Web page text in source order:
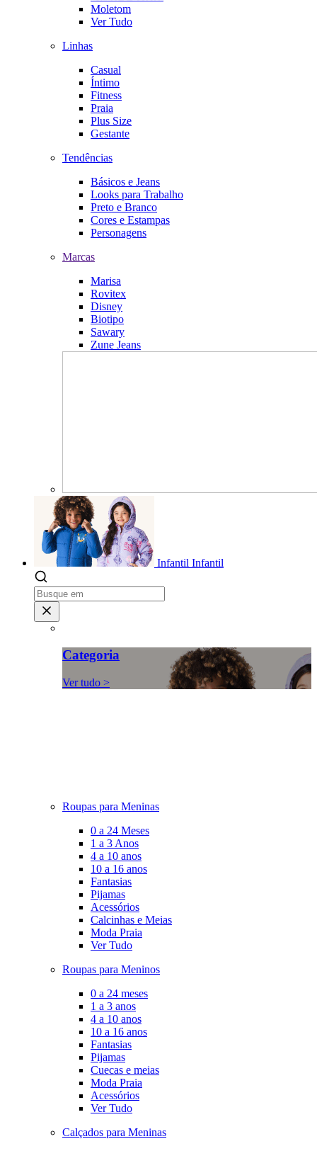
Moletom
Ver Tudo
Linhas
Casual
Íntimo
Fitness
Praia
Plus Size
Gestante
Tendências
Básicos e Jeans
Looks para Trabalho
Preto e Branco
Cores e Estampas
Personagens
Marcas
Marisa
Rovitex
Disney
Biotipo
Sawary
Zune Jeans
Infantil Infantil
Categoria
Ver tudo >
Roupas para Meninas
0 a 24 Meses
1 a 3 Anos
4 a 10 anos
10 a 16 anos
Fantasias
Pijamas
Acessórios
Calcinhas e Meias
Moda Praia
Ver Tudo
Roupas para Meninos
0 a 24 meses
1 a 3 anos
4 a 10 anos
10 a 16 anos
Fantasias
Pijamas
Cuecas e meias
Moda Praia
Acessórios
Ver Tudo
Calçados para Meninas